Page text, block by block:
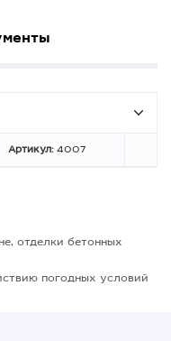
Артикул: 4007
отделки бетонных
погодных условий